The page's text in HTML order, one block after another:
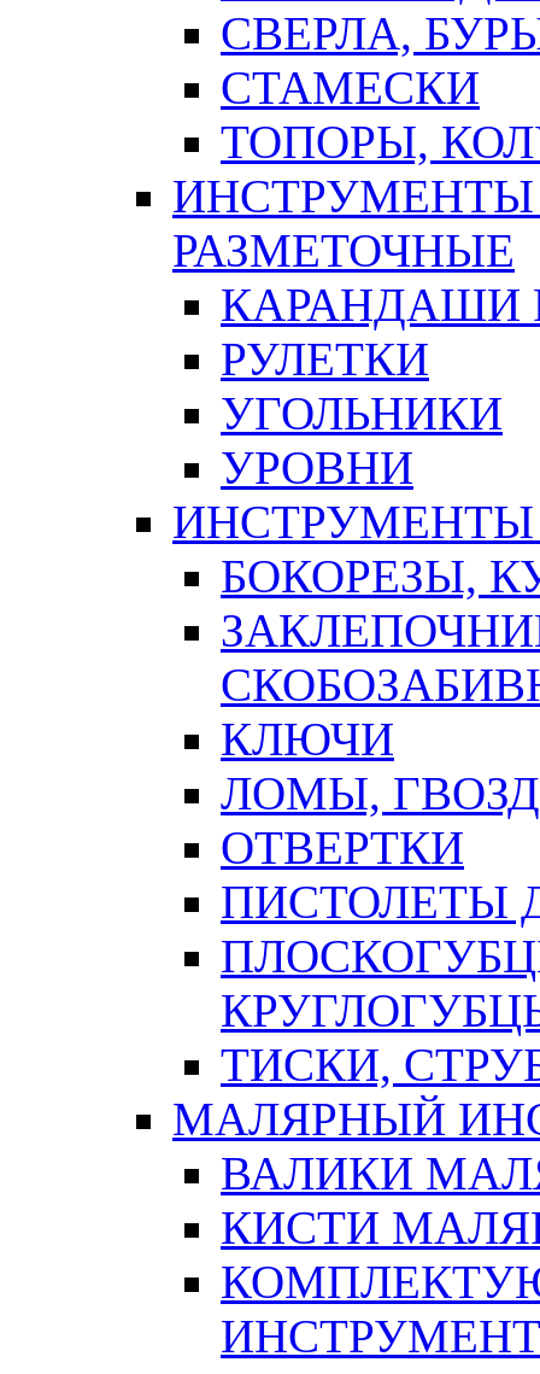
СВЕРЛА,
СТАМЕСКИ
ТОПОРЫ,
ИНСТРУМЕНТЫ
РАЗМЕТОЧНЫЕ
КАРАНДАШИ
РУЛЕТКИ
УГОЛЬНИКИ
УРОВНИ
БОКОРЕЗЫ,
КЛЮЧИ
ЛОМЫ,
ОТВЕРТКИ
ПИСТОЛЕТЫ
ТИСКИ,
МАЛЯРНЫЙ
ВАЛИКИ
КИСТИ